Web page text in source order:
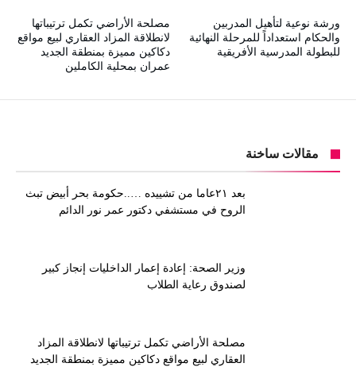
مصلحة الأراضي تكمل ترتيباتها
لانطلاقة المزاد العقاري لبيع مواقع
دكاكين مميزة بمنطقة الجديد
عمران بمحلية الكاملين
ورشة نوعية لتأهيل المدربين
والحكام استعداداً للمرحلة النهائية
للبطولة المدرسية الأفريقية
مقالات ساخنة
بعد ٢١عاما من تشييده …..حكومة بحر أبيض تبث
الروح في مستشفي دكتور عمر نور الدائم
وزير الصحة: إعادة إعمار الداخليات إنجاز كبير
لصندوق رعاية الطلاب
مصلحة الأراضي تكمل ترتيباتها لانطلاقة المزاد
العقاري لبيع مواقع دكاكين مميزة بمنطقة الجديد